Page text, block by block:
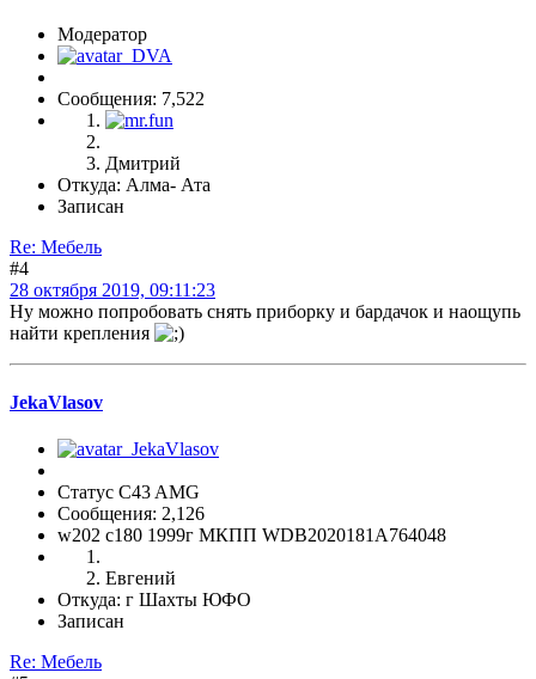
Модератор
Сообщения: 7,522
Дмитрий
Откуда: Алма- Ата
Записан
Re: Мебель
#4
28 октября 2019, 09:11:23
Ну можно попробовать снять приборку и бардачок и наощупь
найти крепления
JekaVlasov
Статус C43 AMG
Сообщения: 2,126
w202 c180 1999г МКПП WDB2020181A764048
Евгений
Откуда: г Шахты ЮФО
Записан
Re: Мебель